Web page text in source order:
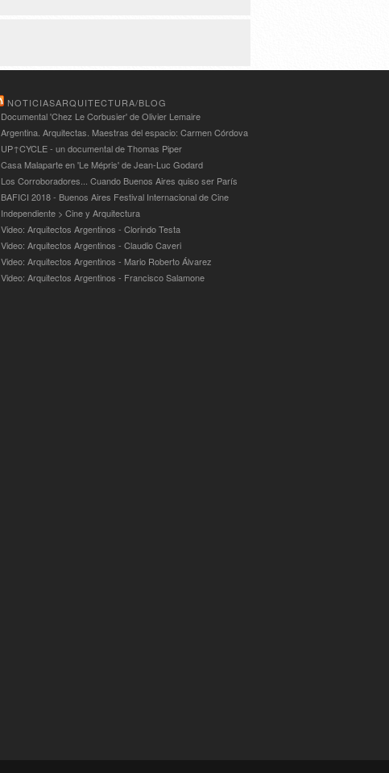
NOTICIASARQUITECTURA/BLOG
Documental 'Chez Le Corbusier' de Olivier Lemaire
Argentina. Arquitectas. Maestras del espacio: Carmen Córdova
UP↑CYCLE - un documental de Thomas Piper
Casa Malaparte en 'Le Mépris' de Jean-Luc Godard
Los Corroboradores... Cuando Buenos Aires quiso ser París
BAFICI 2018 - Buenos Aires Festival Internacional de Cine
Independiente > Cine y Arquitectura
Video: Arquitectos Argentinos - Clorindo Testa
Video: Arquitectos Argentinos - Claudio Caveri
Video: Arquitectos Argentinos - Mario Roberto Álvarez
Video: Arquitectos Argentinos - Francisco Salamone